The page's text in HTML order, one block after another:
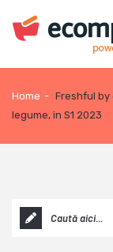
Home - Freshful by
legume, in S1 2023